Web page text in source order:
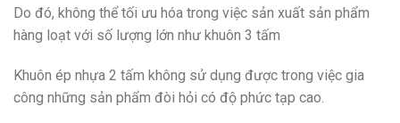
Do đó, không thể tối ưu hóa trong việc sản xuất sản phẩm
hàng loạt với số lượng lớn như khuôn 3 tấm
Khuôn ép nhựa 2 tấm không sử dụng được trong việc gia
công những sản phẩm đòi hỏi có độ phức tạp cao.